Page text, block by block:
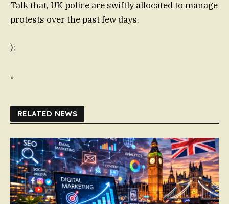
Talk that, UK police are swiftly allocated to manage
protests over the past few days.
);
。
RELATED NEWS